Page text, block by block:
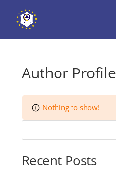
Author Profile
Nothing to show!
Recent Posts